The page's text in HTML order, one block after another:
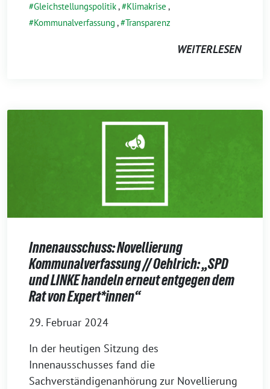
Gleichstellungspolitik, Klimakrise ,
Kommunalverfassung , Transparenz
WEITERLESEN
Innenausschuss: Novellierung
Kommunalverfassung // Oehlrich: „SPD
und LINKE handeln erneut entgegen dem
Rat von Expert*innen“
29. Februar 2024
In der heutigen Sitzung des
Innenausschusses fand die
Sachverständigenanhörung zur Novellierung